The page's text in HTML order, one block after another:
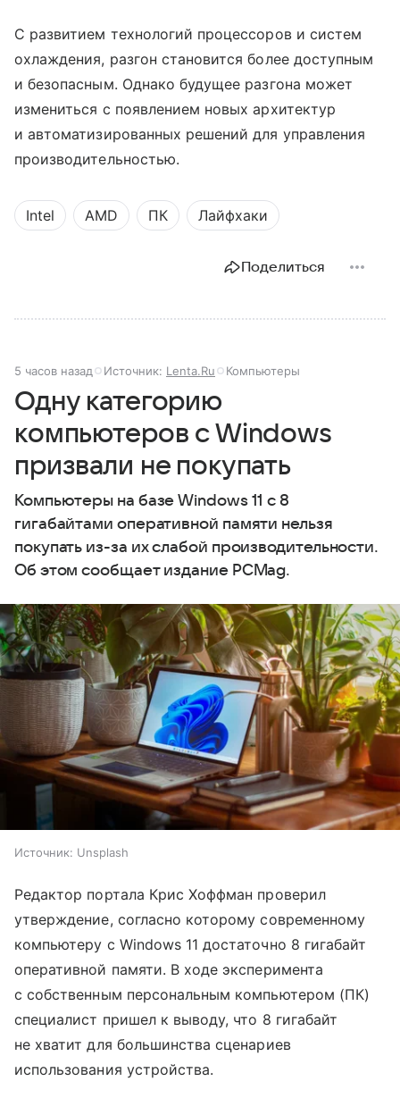
С развитием технологий процессоров и систем
охлаждения, разгон становится более доступным
и безопасным. Однако будущее разгона может
измениться с появлением новых архитектур
и автоматизированных решений для управления
производительностью.
Intel AMD ПК Лайфхаки
Поделиться
5 часов назад Источник: Lenta.Ru Компьютеры
Одну категорию
компьютеров с Windows
призвали не покупать
Компьютеры на базе Windows 11 c 8
гигабайтами оперативной памяти нельзя
покупать из-за их слабой производительности.
Об этом сообщает издание PCMag.
Источник: Unsplash
Редактор портала Крис Хоффман проверил
утверждение, согласно которому современному
компьютеру с Windows 11 достаточно 8 гигабайт
оперативной памяти. В ходе эксперимента
с собственным персональным компьютером (ПК)
специалист пришел к выводу, что 8 гигабайт
не хватит для большинства сценариев
использования устройства.